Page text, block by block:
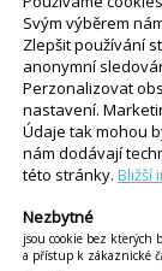
mít
Obrázky
Svým výběrem
Zlepšit používání
anonymní
Perzonalizovat
nastavení.
Údaje tak mohou
nám dodávají
této stránky. Bližší
Nezbytné
jsou cookie bez kterých
a přístup k zákaznické